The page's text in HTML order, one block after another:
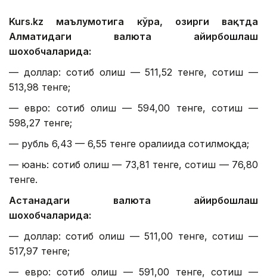
Kurs.kz маълумотига кўра, ҳозирги вақтда
Алматидаги валюта айирбошлаш
шохобчаларида:
— доллар: сотиб олиш — 511,52 тенге, сотиш —
513,98 тенге;
— евро: сотиб олиш — 594,00 тенге, сотиш —
598,27 тенге;
— рубль 6,43 — 6,55 тенге оралиғида сотилмоқда;
— юань: сотиб олиш — 73,81 тенге, сотиш — 76,80
тенге.
Астанадаги валюта айирбошлаш
шохобчаларида:
— доллар: сотиб олиш — 511,00 тенге, сотиш —
517,97 тенге;
— евро: сотиб олиш — 591,00 тенге, сотиш —